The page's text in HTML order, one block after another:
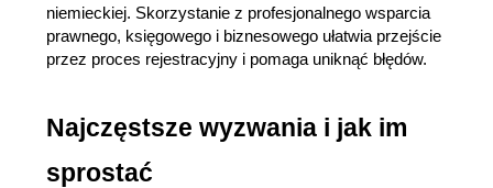
niemieckiej. Skorzystanie z profesjonalnego wsparcia
prawnego, księgowego i biznesowego ułatwia przejście
przez proces rejestracyjny i pomaga uniknąć błędów.
Najczęstsze wyzwania i jak im
sprostać